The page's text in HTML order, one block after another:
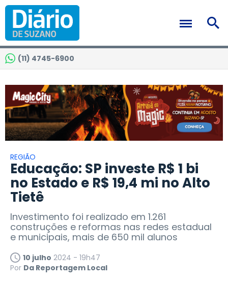
(11) 4745-6900
REGIÃO
Educação: SP investe R$ 1 bi
no Estado e R$ 19,4 mi no Alto
Tietê
Investimento foi realizado em 1.261
construções e reformas nas redes estadual
e municipais, mais de 650 mil alunos
10 julho 2024 - 19h47
Por Da Reportagem Local